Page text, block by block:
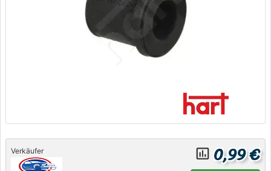
Verkäufer insert_chart_outlined 0,99 €